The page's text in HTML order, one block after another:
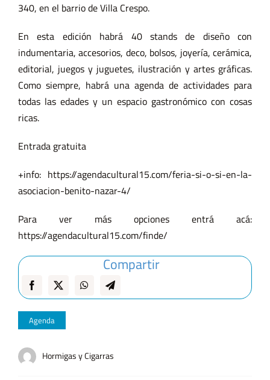
340, en el barrio de Villa Crespo.
En esta edición habrá 40 stands de diseño con
indumentaria, accesorios, deco, bolsos, joyería, cerámica,
editorial, juegos y juguetes, ilustración y artes gráficas.
Como siempre, habrá una agenda de actividades para
todas las edades y un espacio gastronómico con cosas
ricas.
Entrada gratuita
+info: https://agendacultural15.com/feria-si-o-si-en-la-
asociacion-benito-nazar-4/
Para ver más opciones entrá acá:
https://agendacultural15.com/finde/
Compartir
Agenda
Hormigas y Cigarras